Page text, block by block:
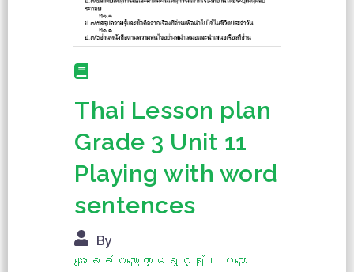
Thai Lesson plan
Grade 3 Unit 11
Playing with word
sentences
By
အေျခခံပညာေကာ္မရွင္ရံုး၊ ပညာေ